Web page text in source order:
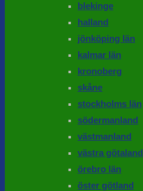
blekinge
halland
jönköping län
kalmar län
kronoberg
skåne
stockholms län
södermanland
västmanland
västra götaland
örebro län
öster götland